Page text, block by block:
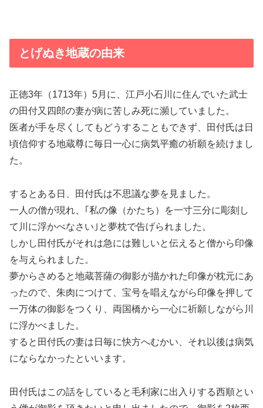
とげぬき地蔵の由来
正徳3年（1713年）5月に、江戸小石川に住んでいた武士
の田付又四郎の妻が病に苦しみ死に瀕していました。
医者が手を尽くしてもどうすることもできず、田付氏は日
頃信仰する地蔵尊に毎日一心に病気平癒の祈願を続けまし
た。
するとある日、田付氏は不思議な夢を見ました。
一人の僧が現れ、｢私の像（かたち）を一寸三分に彫刻し
て川に浮かべなさい｣と夢枕で告げられました。
しかし田付氏がそれは急には難しいと伝えると僧から印像
を与えられました。
夢からさめると地蔵菩薩の御影が描かれた印像が枕元にあ
ったので、朱肉につけて、宝号を唱えながら印像を押して
一万体の御影をつくり、両国橋から一心に祈願しながら川
に浮かべました。
すると田付氏の妻は日毎に快方へむかい、それ以後は病気
にならなかったといいます。
田付氏はこの話をしていると毛利家に出入りする西順とい